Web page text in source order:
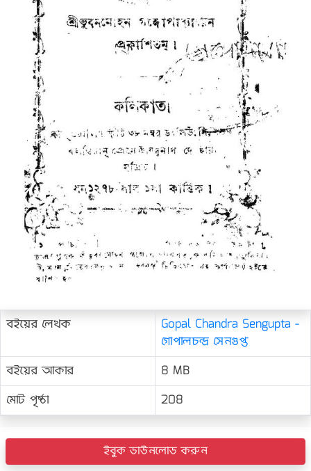
বইয়ের লেখক
Gopal Chandra Sengupta -
গোপালচন্দ্র সেনগুপ্ত
বইয়ের আকার
8 MB
মোট পৃষ্ঠা
208
ইবুক ডাউনলোড করুন